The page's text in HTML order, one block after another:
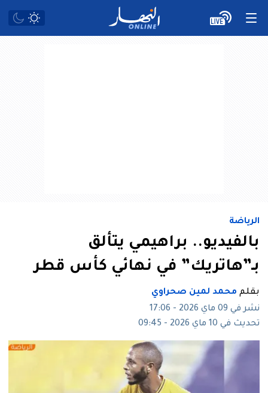
الرياضة
بالفيديو.. براهيمي يتألق
بـ”هاتريك” في نهائي كأس قطر
بقلم محمد لمين صحراوي
نشر في 09 ماي 2026 - 17:06
تحديث في 10 ماي 2026 - 09:45